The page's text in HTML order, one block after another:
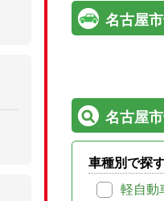
名古屋
名古屋
車種別で探
軽自動